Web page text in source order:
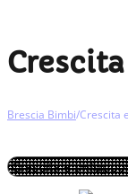
Brescia Bimbi/Crescita